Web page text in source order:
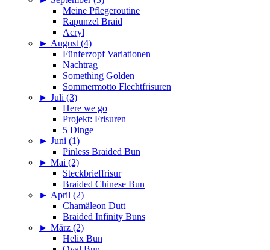
Meine Pflegeroutine
Rapunzel Braid
Acryl
► August (4)
Fünferzopf Variationen
Nachtrag
Something Golden
Sommermotto Flechtfrisuren
► Juli (3)
Here we go
Projekt: Frisuren
5 Dinge
► Juni (1)
Pinless Braided Bun
► Mai (2)
Steckbrieffrisur
Braided Chinese Bun
► April (2)
Chamäleon Dutt
Braided Infinity Buns
► März (2)
Helix Bun